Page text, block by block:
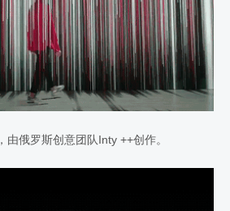
，由俄罗斯创意团队Inty ++创作。